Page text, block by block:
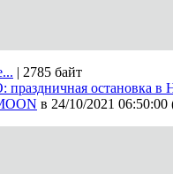
| 2785 байт
остановка в
в 24/10/2021 06:50:00